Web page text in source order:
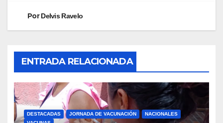
PorDelvis Ravelo
ENTRADA RELACIONADA
DESTACADAS JORNADA DE VACUNACIÓN
NACIONALES